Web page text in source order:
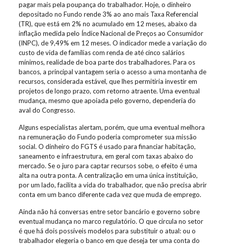
pagar mais pela poupança do trabalhador. Hoje, o dinheiro
depositado no Fundo rende 3% ao ano mais Taxa Referencial
(TR), que está em 2% no acumulado em 12 meses, abaixo da
inflação medida pelo Índice Nacional de Preços ao Consumidor
(INPC), de 9,49% em 12 meses. O indicador mede a variação do
custo de vida de famílias com renda de até cinco salários
mínimos, realidade de boa parte dos trabalhadores. Para os
bancos, a principal vantagem seria o acesso a uma montanha de
recursos, considerada estável, que lhes permitiria investir em
projetos de longo prazo, com retorno atraente. Uma eventual
mudança, mesmo que apoiada pelo governo, dependeria do
aval do Congresso.
Alguns especialistas alertam, porém, que uma eventual melhora
na remuneração do Fundo poderia comprometer sua missão
social. O dinheiro do FGTS é usado para financiar habitação,
saneamento e infraestrutura, em geral com taxas abaixo do
mercado. Se o juro para captar recursos sobe, o efeito é uma
alta na outra ponta. A centralização em uma única instituição,
por um lado, facilita a vida do trabalhador, que não precisa abrir
conta em um banco diferente cada vez que muda de emprego.
Ainda não há conversas entre setor bancário e governo sobre
eventual mudança no marco regulatório. O que circula no setor
é que há dois possíveis modelos para substituir o atual: ou o
trabalhador elegeria o banco em que deseja ter uma conta do